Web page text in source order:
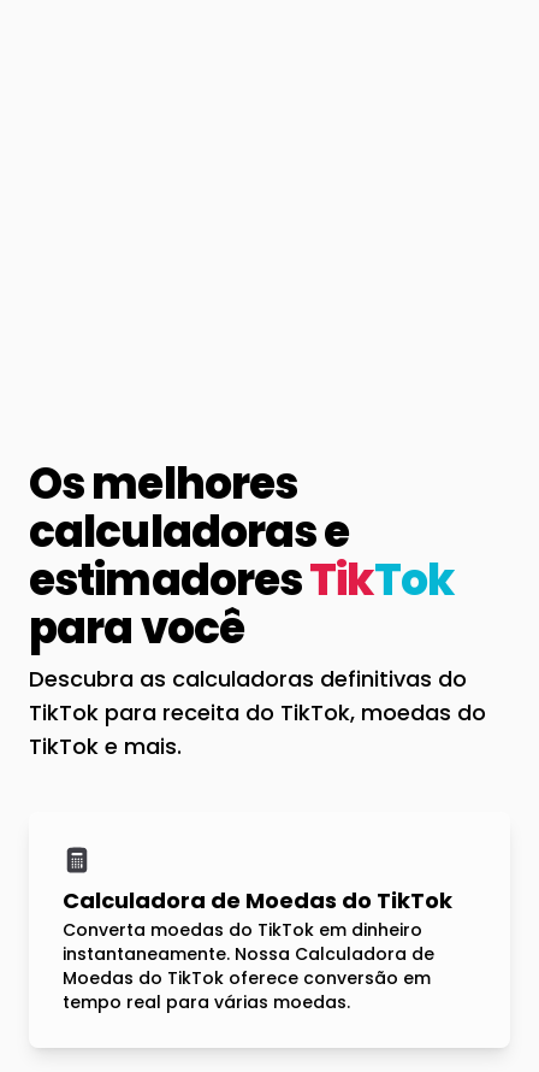
Os melhores
calculadoras e
estimadoresTikTok
para você
Descubra as calculadoras definitivas do
TikTok para receita do TikTok, moedas do
TikTok e mais.
Calculadora de Moedas do TikTok
Converta moedas do TikTok em dinheiro
instantaneamente. Nossa Calculadora de
Moedas do TikTok oferece conversão em
tempo real para várias moedas.